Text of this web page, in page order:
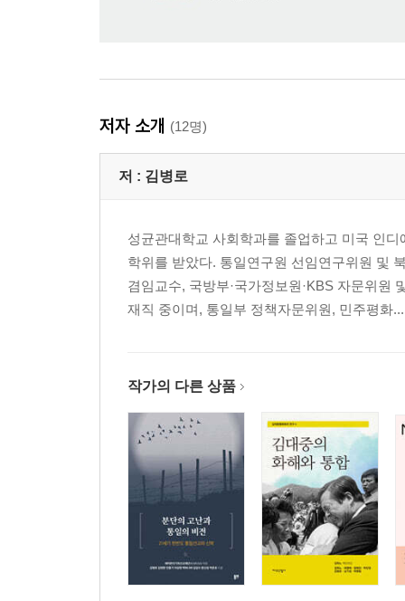
저자 소개 (12명)
저 : 김병로
성균관대학교 사회학과를 졸업하고 미국 인
학위를 받았다. 통일연구원 선임연구위원 및
겸임교수, 국방부·국가정보원·KBS 자문위원
재직 중이며, 통일부 정책자문위원, 민주평화...
작가의 다른 상품